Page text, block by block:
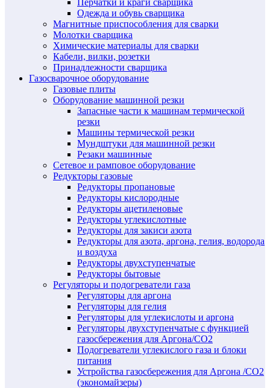
Перчатки и краги сварщика
Одежда и обувь сварщика
Магнитные приспособления для сварки
Молотки сварщика
Химические материалы для сварки
Кабели, вилки, розетки
Принадлежности сварщика
Газосварочное оборудование
Газовые плиты
Оборудование машинной резки
Запасные части к машинам термической
резки
Машины термической резки
Мундштуки для машинной резки
Резаки машинные
Сетевое и рамповое оборудование
Редукторы газовые
Редукторы пропановые
Редукторы кислородные
Редукторы ацетиленовые
Редукторы углекислотные
Редукторы для закиси азота
Редукторы для азота, аргона, гелия, водорода
и воздуха
Редукторы двухступенчатые
Редукторы бытовые
Регуляторы и подогреватели газа
Регуляторы для аргона
Регуляторы для гелия
Регуляторы для углекислоты и аргона
Регуляторы двухступенчатые c функцией
газосбережения для Аргона/СО2
Подогреватели углекислого газа и блоки
питания
Устройства газосбережения для Аргона /СО2
(экономайзеры)